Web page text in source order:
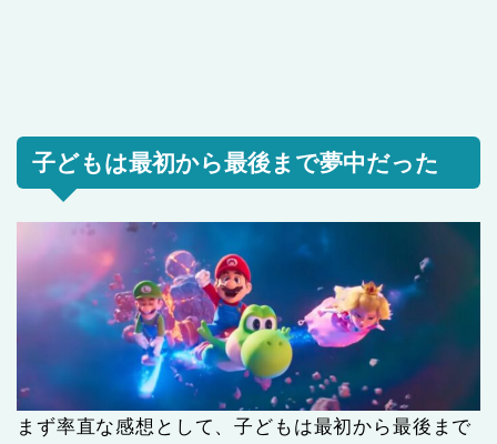
子どもは最初から最後まで夢中だった
まず率直な感想として、子どもは最初から最後まで